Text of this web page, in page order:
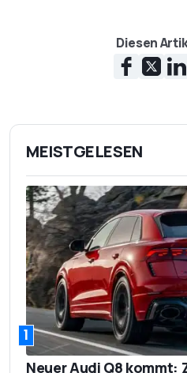
Diesen
MEISTGELESEN
1
Neuer Audi Q8 kommt: